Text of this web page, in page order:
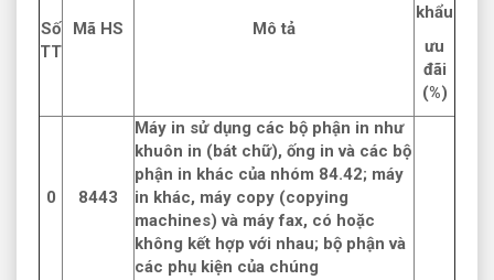
Số
TT
Mã HS Mô tả
khẩu
ưu
đãi
(%)
0 8443
Máy in sử dụng các bộ phận in như
khuôn in (bát chữ), ống in và các bộ
phận in khác của nhóm 84.42; máy
in khác, máy copy (copying
machines) và máy fax, có hoặc
không kết hợp với nhau; bộ phận và
các phụ kiện của chúng